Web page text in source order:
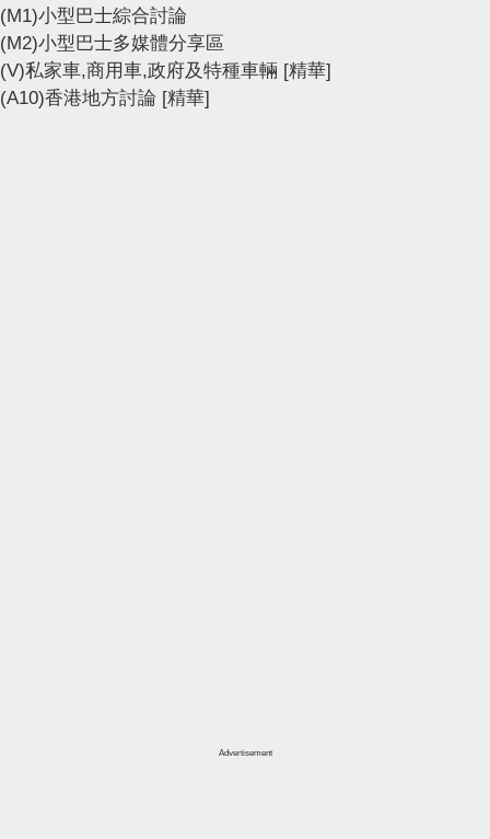
(M1)小型巴士綜合討論
(M2)小型巴士多媒體分享區
(V)私家車,商用車,政府及特種車輛 [精華]
(A10)香港地方討論 [精華]
Advertisement